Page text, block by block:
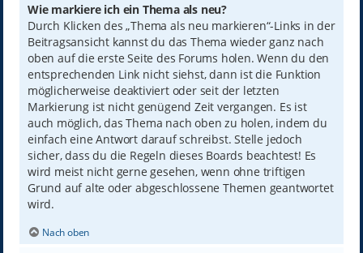
Wie markiere ich ein Thema als neu?
Durch Klicken des „Thema als neu markieren“-Links in der
Beitragsansicht kannst du das Thema wieder ganz nach
oben auf die erste Seite des Forums holen. Wenn du den
entsprechenden Link nicht siehst, dann ist die Funktion
möglicherweise deaktiviert oder seit der letzten
Markierung ist nicht genügend Zeit vergangen. Es ist
auch möglich, das Thema nach oben zu holen, indem du
einfach eine Antwort darauf schreibst. Stelle jedoch
sicher, dass du die Regeln dieses Boards beachtest! Es
wird meist nicht gerne gesehen, wenn ohne triftigen
Grund auf alte oder abgeschlossene Themen geantwortet
wird.
Nach oben